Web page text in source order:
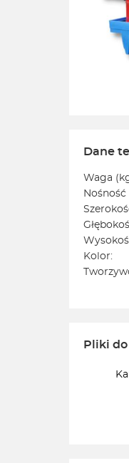
Dane
Waga
Nośność
Kolor:
Pliki